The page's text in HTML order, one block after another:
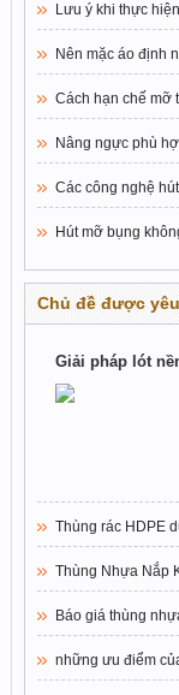
Lưu ý khi thực
Nên mặc áo định
Cách hạn chế mỡ
Nâng ngực phù
Các công nghệ
Hút mỡ bụng
Chủ đề được
Giải pháp lót
Thùng rác HDPE
Thùng Nhựa Nắp
Báo giá thùng
những ưu điểm